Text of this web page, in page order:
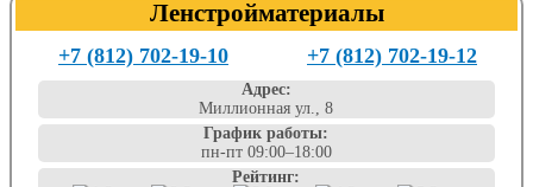
Ленстройматериалы
+7 (812) 702-19-10 +7 (812) 702-19-12
Адрес:
Миллионная ул., 8
График работы:
пн-пт 09:00–18:00
Рейтинг: